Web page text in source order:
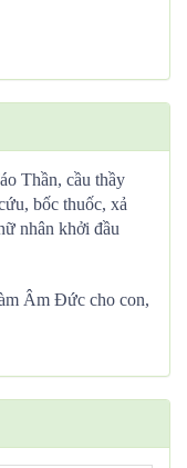
Thần, cầu thầy
bốc thuốc, xả
nhân khởi đầu
Âm Đức cho con,